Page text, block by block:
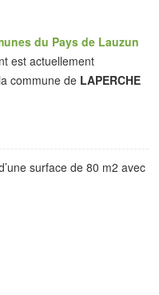
du Pays de Lauzun
est actuellement
commune de LAPERCHE
surface de 80 m2 avec